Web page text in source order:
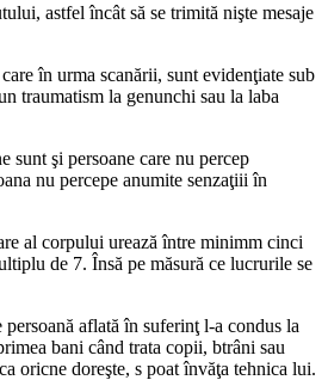
astfel încât să se trimită nişte mesaje
în urma scanării, sunt evidenţiate sub
traumatism la genunchi sau la laba
sunt şi persoane care nu percep
nu percepe anumite senzaţiii în
al corpului urează între minimm cinci
de 7. Însă pe măsură ce lucrurile se
aflată în suferinţ l-a condus la
bani când trata copii, btrâni sau
oricne doreşte, s poat învăţa tehnica lui.